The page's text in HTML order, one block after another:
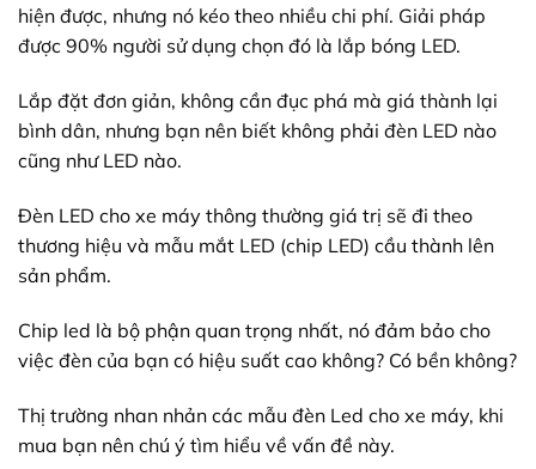
hiện được, nhưng nó kéo theo nhiều chi phí. Giải pháp
được 90% người sử dụng chọn đó là lắp bóng LED.
Lắp đặt đơn giản, không cần đục phá mà giá thành lại
bình dân, nhưng bạn nên biết không phải đèn LED nào
cũng như LED nào.
Đèn LED cho xe máy thông thường giá trị sẽ đi theo
thương hiệu và mẫu mắt LED (chip LED) cầu thành lên
sản phẩm.
Chip led là bộ phận quan trọng nhất, nó đảm bảo cho
việc đèn của bạn có hiệu suất cao không? Có bền không?
Thị trường nhan nhản các mẫu đèn Led cho xe máy, khi
mua bạn nên chú ý tìm hiểu về vấn đề này.